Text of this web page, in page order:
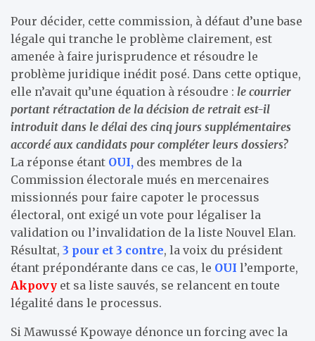
Pour décider, cette commission, à défaut d’une base
légale qui tranche le problème clairement, est
amenée à faire jurisprudence et résoudre le
problème juridique inédit posé. Dans cette optique,
elle n’avait qu’une équation à résoudre : le courrier
portant rétractation de la décision de retrait est-il
introduit dans le délai des cinq jours supplémentaires
accordé aux candidats pour compléter leurs dossiers?
La réponse étant OUI, des membres de la
Commission électorale mués en mercenaires
missionnés pour faire capoter le processus
électoral, ont exigé un vote pour légaliser la
validation ou l’invalidation de la liste Nouvel Elan.
Résultat, 3 pour et 3 contre, la voix du président
étant prépondérante dans ce cas, le OUI l’emporte,
Akpovy et sa liste sauvés, se relancent en toute
légalité dans le processus.
Si Mawussé Kpowaye dénonce un forcing avec la